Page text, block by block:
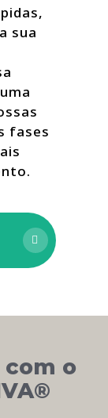
sua
fases
com o